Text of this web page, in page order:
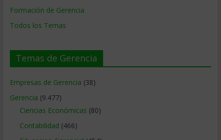
Formación de Gerencia
Todos los Temas
Temas de Gerencia
Empresas de Gerencia (38)
Gerencia (9.477)
Ciencias Económicas (80)
Contabilidad (466)